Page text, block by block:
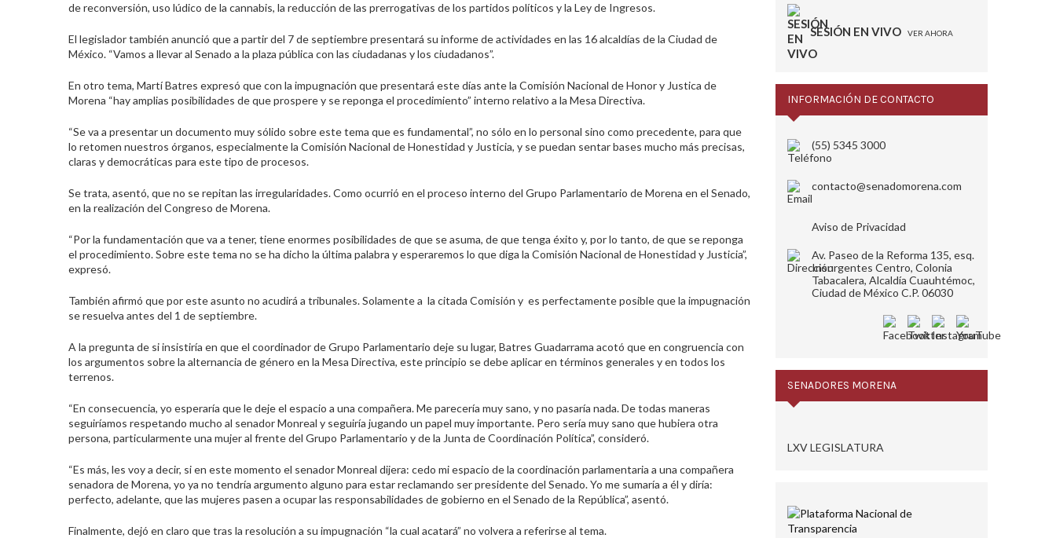
de reconversión, uso lúdico de la cannabis, la reducción de las prerrogativas de los partidos políticos y la Ley de Ingresos.
El legislador también anunció que a partir del 7 de septiembre presentará su informe de actividades en las 16 alcaldías de la Ciudad de
México. “Vamos a llevar al Senado a la plaza pública con las ciudadanas y los ciudadanos”.
En otro tema, Martí Batres expresó que con la impugnación que presentará este días ante la Comisión Nacional de Honor y Justica de
Morena “hay amplias posibilidades de que prospere y se reponga el procedimiento” interno relativo a la Mesa Directiva.
“Se va a presentar un documento muy sólido sobre este tema que es fundamental”, no sólo en lo personal sino como precedente, para que
lo retomen nuestros órganos, especialmente la Comisión Nacional de Honestidad y Justicia, y se puedan sentar bases mucho más precisas,
claras y democráticas para este tipo de procesos.
Se trata, asentó, que no se repitan las irregularidades.Como ocurrió en el proceso interno del Grupo Parlamentario de Morena en el Senado,
en la realización del Congreso de Morena.
“Por la fundamentación que va a tener, tiene enormes posibilidades de que se asuma, de que tenga éxito y, por lo tanto, de que se reponga
el procedimiento. Sobre este tema no se ha dicho la última palabra y esperaremos lo que diga la Comisión Nacional de Honestidad y Justicia”,
expresó.
También afirmó que por este asunto no acudirá a tribunales.Solamentea la citada Comisión y es perfectamente posible que la impugnación
se resuelva antes del 1 de septiembre.
A la pregunta de si insistiría en que el coordinador de Grupo Parlamentario deje su lugar, Batres Guadarrama acotó que en congruencia con
los argumentos sobre la alternancia de género en la Mesa Directiva, este principio se debe aplicar en términos generales yen todos los
terrenos.
“En consecuencia, yo esperaría que le deje el espacio a una compañera. Me parecería muy sano, y no pasaría nada.De todas maneras
seguiríamos respetando mucho al senador Monreal y seguiría jugando un papel muy importante. Pero sería muy sano que hubiera otra
persona, particularmente una mujer al frente del Grupo Parlamentario y de la Junta de Coordinación Política”, consideró.
“Es más, les voy a decir, si en este momento el senador Monreal dijera: cedo mi espacio de la coordinación parlamentaria a una compañera
senadora de Morena, yo ya no tendría argumento alguno para estar reclamando ser presidente del Senado. Yo me sumaría a él y diría:
perfecto, adelante, que las mujeres pasen a ocupar las responsabilidades de gobierno en el Senado de la República”, asentó.
Finalmente, dejó en claro que tras la resolución a su impugnación “la cual acatará” no volvera a referirse al tema.
SESIÓN EN VIVO VER AHORA
INFORMACIÓN DE CONTACTO
(55) 5345 3000
contacto@senadomorena.com
Aviso de Privacidad
Av. Paseo de la Reforma 135, esq.
Insurgentes Centro, Colonia
Tabacalera, Alcaldía Cuauhtémoc,
Ciudad de México C.P. 06030
SENADORES MORENA
LXV LEGISLATURA